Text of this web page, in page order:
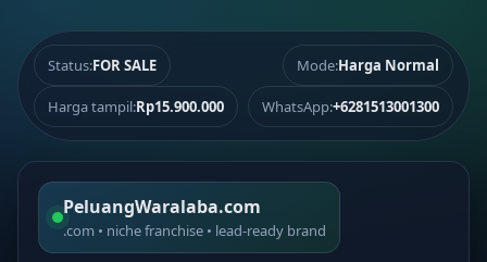
Status:FOR SALE Mode:Harga Normal
Harga tampil:Rp15.900.000 WhatsApp:+6281513001300
PeluangWaralaba.com
.com • niche franchise • lead-ready brand